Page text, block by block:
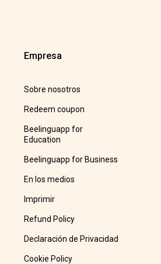
Empresa
Sobre nosotros
Redeem coupon
Beelinguapp for
Education
Beelinguapp for Business
En los medios
Imprimir
Refund Policy
Declaración de Privacidad
Cookie Policy